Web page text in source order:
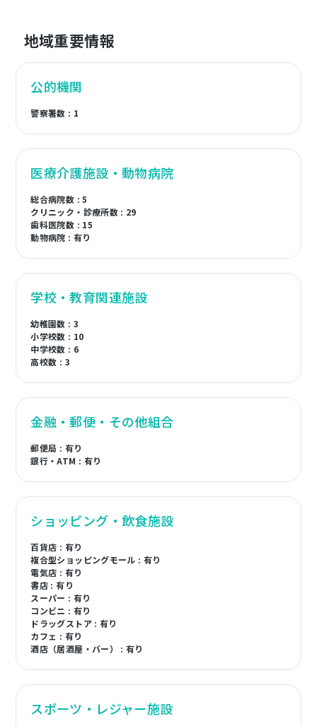
地域重要情報
公的機関
警察署数 : 1
医療介護施設・動物病院
総合病院数 : 5
クリニック・診療所数 : 29
歯科医院数 : 15
動物病院 : 有り
学校・教育関連施設
幼稚園数 : 3
小学校数 : 10
中学校数 : 6
高校数 : 3
金融・郵便・その他組合
郵便局 : 有り
銀行・ATM : 有り
ショッピング・飲食施設
百貨店 : 有り
複合型ショッピングモール : 有り
電気店 : 有り
書店 : 有り
スーパー : 有り
コンビニ : 有り
ドラッグストア : 有り
カフェ : 有り
酒店（居酒屋・バー） : 有り
スポーツ・レジャー施設